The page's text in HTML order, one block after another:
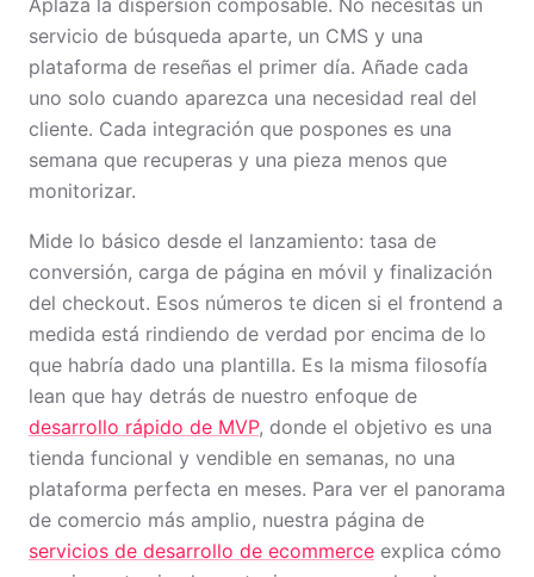
Aplaza la dispersión composable. No necesitas un
servicio de búsqueda aparte, un CMS y una
plataforma de reseñas el primer día. Añade cada
uno solo cuando aparezca una necesidad real del
cliente. Cada integración que pospones es una
semana que recuperas y una pieza menos que
monitorizar.
Mide lo básico desde el lanzamiento: tasa de
conversión, carga de página en móvil y finalización
del checkout. Esos números te dicen si el frontend a
medida está rindiendo de verdad por encima de lo
que habría dado una plantilla. Es la misma filosofía
lean que hay detrás de nuestro enfoque de
desarrollo rápido de MVP, donde el objetivo es una
tienda funcional y vendible en semanas, no una
plataforma perfecta en meses. Para ver el panorama
de comercio más amplio, nuestra página de
servicios de desarrollo de ecommerce explica cómo